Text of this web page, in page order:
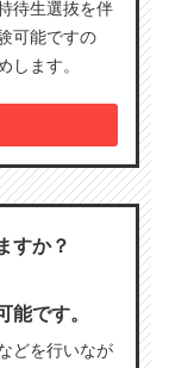
待生選抜を伴
可能ですの
します。
すか？
能です。
どを行いなが